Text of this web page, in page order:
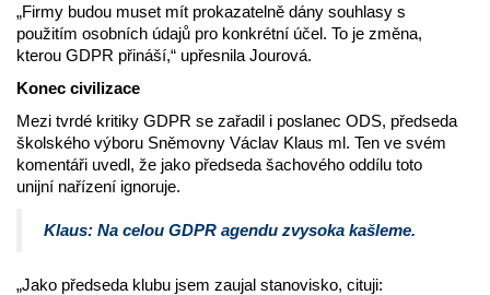
„Firmy budou muset mít prokazatelně dány souhlasy s
použitím osobních údajů pro konkrétní účel. To je změna,
kterou GDPR přináší,“ upřesnila Jourová.
Konec civilizace
Mezi tvrdé kritiky GDPR se zařadil i poslanec ODS, předseda
školského výboru Sněmovny Václav Klaus ml. Ten ve svém
komentáři uvedl, že jako předseda šachového oddílu toto
unijní nařízení ignoruje.
Klaus: Na celou GDPR agendu zvysoka kašleme.
„Jako předseda klubu jsem zaujal stanovisko, cituji: